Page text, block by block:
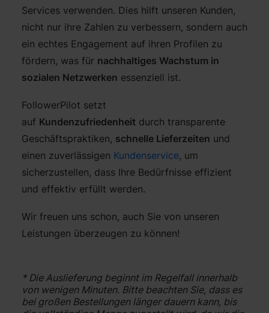
Services verwenden. Dies hilft unseren Kunden,
nicht nur ihre Zahlen zu verbessern, sondern auch
ein echtes Engagement auf ihren Profilen zu
fördern, was für nachhaltiges Wachstum in
sozialen Netzwerken essenziell ist.
FollowerPilot setzt
auf Kundenzufriedenheit durch transparente
Geschäftspraktiken, schnelle Lieferzeiten und
einen zuverlässigen Kundenservice, um
sicherzustellen, dass Ihre Bedürfnisse effizient
und effektiv erfüllt werden.
Wir freuen uns schon, auch Sie von unseren
Leistungen überzeugen zu können!
* Die Auslieferung beginnt im Regelfall innerhalb
von wenigen Minuten. Bitte beachten Sie, dass es
bei großen Bestellungen länger dauern kann, bis